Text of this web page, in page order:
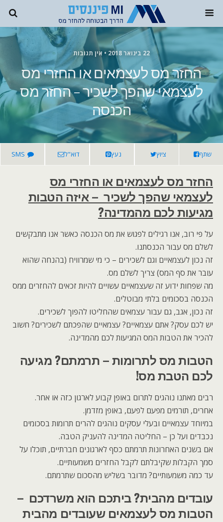
22 בינואר 2018 • אין תגובות
החזר מס לעצמאים או החזרי מס
לעצמאי שהפך לשכיר – החזר מס
הכנסה
שתף ציוץ נעץ דוא"ל SMS
החזר מס לעצמאים או החזרי מס
לעצמאי שהפך לשכיר – איזה הטבות
מגיעות לכם מהמדינה?
על פי רוב, אנו רגילים לפגוש את מס הכנסה כאשר אנו מתבקשים
לשלם מס עבור הכנסתנו.
זה נכון לעצמאיים וגם לשכירים – כי מי שמרוויח (בהנחה שהוא
עובר את סף המס) צריך לשלם מס.
מה שפחות ידוע זה שעצמאיים עשויים להיות זכאים להחזרים ממס
הכנסה בסכומים בלתי מבוטלים.
זה נכון, אגב, גם עבור עצמאים שהחליטו להפוך לשכירים.
יש לכם עסק? אתם עצמאיים? עצמאיים שהפכתם לשכירים? חשוב
להכיר את הטבות המס המגיעות לכם מהמדינה.
הטבות מס לתרומות – תרמתם? מגיעה
לכם הטבת מס!
רבים מאתנו נוהגים לתרום באופן קבוע לארגון כזה או אחר.
אחרים, תורמים מפעם לפעם, באופן מזדמן.
במיוחד עצמאיים ובעלי עסקים נוהגים להרים תרומות בסכומים
נכבדים ועל כן – החליטה המדינה להעניק הטבה.
אם בשנים האחרונות תרמתם כסף לארגונים חברתיים, תוכלו על
סמך הקבלות שקיבלתם לקבל החזרים משמעותיים.
עד כמה משמעותיים? מדובר בשליש מהסכום שתרמתם.
עובדים מהבית? ביתכם הוא משרדכם –
הטבות מס לעצמאים שעובדים מהבית